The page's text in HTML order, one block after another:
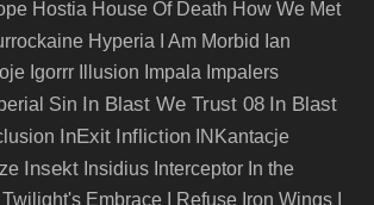
Hostia House Of Death How We Met
Hyperia I Am Morbid Ian
Igorrr Illusion Impala Impalers
Sin In Blast We Trust 08 In Blast
InExit Infliction INKantacje
Insekt Insidius Interceptor In the
Twilight's Embrace I Refuse Iron Wings